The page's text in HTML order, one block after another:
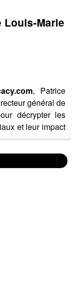
Louis-Marie
, Patrice
général de
décrypter les
et leur impact